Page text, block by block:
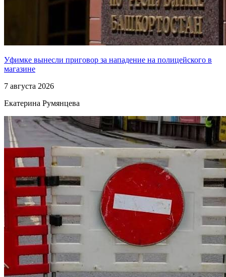
Уфимке вынесли приговор за нападение на полицейского в
магазине
7 августа 2026
Екатерина Румянцева